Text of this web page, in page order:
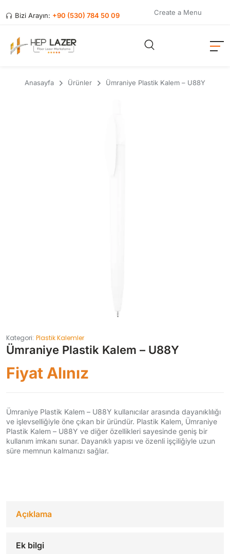
Bizi Arayın: +90 (530) 784 50 09 Create a Menu
Anasayfa Ürünler Ümraniye Plastik Kalem – U88Y
Kategori: Plastik Kalemler
Ümraniye Plastik Kalem – U88Y
Fiyat Alınız
Ümraniye Plastik Kalem – U88Y kullanıcılar arasında dayanıklılığı
ve işlevselliğiyle öne çıkan bir üründür. Plastik Kalem, Ümraniye
Plastik Kalem – U88Y ve diğer özellikleri sayesinde geniş bir
kullanım imkanı sunar. Dayanıklı yapısı ve özenli işçiliğiyle uzun
süre memnun kalmanızı sağlar.
Açıklama
Ek bilgi